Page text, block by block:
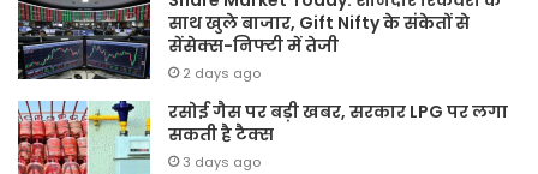
साथ खुले बाजार, Gift Nifty के संकेतों से
सेंसेक्स-निफ्टी में तेजी
2 days ago
रसोई गैस पर बड़ी खबर, सरकार LPG पर लगा
सकती है टैक्स
3 days ago